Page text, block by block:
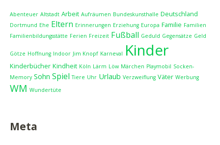
Abenteuer Altstadt Arbeit Aufräumen Bundeskunsthalle Deutschland
Dortmund Ehe Eltern Erinnerungen Erziehung Europa Familie Familien
Familienbildungsstätte Ferien Freizeit Fußball Geduld Gegensätze Geld
Götze Hoffnung Indoor Jim Knopf Karneval Kinder
Kinderbücher Kindheit Köln Lärm Löw Märchen Playmobil Socken-
Memory Sohn Spiel Tiere Uhr Urlaub Verzweiflung Väter Werbung
WM Wundertüte
Meta